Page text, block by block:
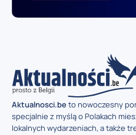
Aktualnosci.beto nowoczesny
specjalnie z myślą o Polakach
lokalnych wydarzeniach, a także